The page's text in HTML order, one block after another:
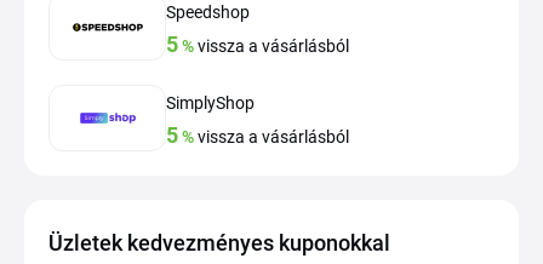
Speedshop
5%vissza a vásárlásból
SimplyShop
5%vissza a vásárlásból
Üzletek kedvezményes kuponokkal